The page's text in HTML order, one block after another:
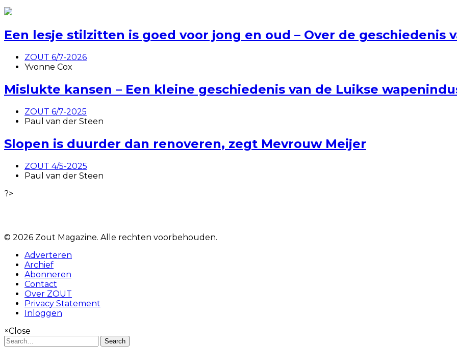
Een lesje stilzitten is goed voor jong en oud – Over de geschiedenis
ZOUT 6/7-2026
Yvonne Cox
Mislukte kansen – Een kleine geschiedenis van de Luikse
ZOUT 6/7-2025
Paul van der Steen
Slopen is duurder dan renoveren, zegt Mevrouw Meijer
ZOUT 4/5-2025
Paul van der Steen
?>
© 2026 Zout Magazine. Alle rechten voorbehouden.
Adverteren
Archief
Abonneren
Contact
Over ZOUT
Privacy Statement
Inloggen
×Close
Search